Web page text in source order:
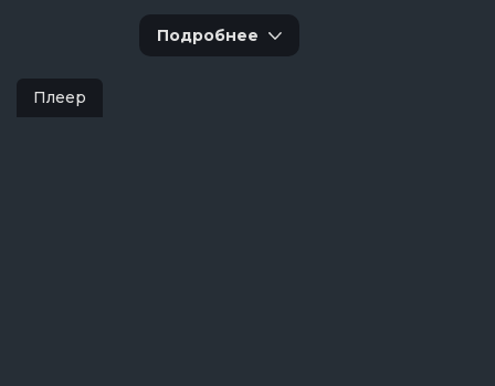
Подробнее
Плеер